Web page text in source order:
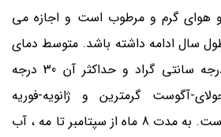
هوای گرم و مرطوب است و اجازه می
سال ادامه داشته باشد. متوسط دمای
سالانه این جزیره 27 درجه سانتی گراد و حداکثر آن 30 درجه
آگوست گرمترین و ژانویه-فوریه
سردترین ماههای سال است. به مدت 8 ماه از سپتامبر تا مه ، آب